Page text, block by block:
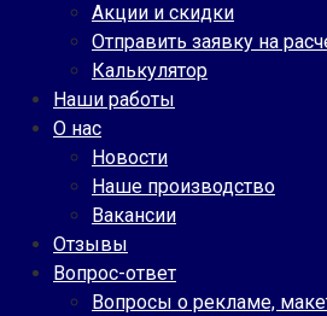
Акции и скидки
Отправить заявку на
Калькулятор
Наши работы
О нас
Новости
Наше производство
Вакансии
Отзывы
Вопрос-ответ
Вопросы о рекламе,